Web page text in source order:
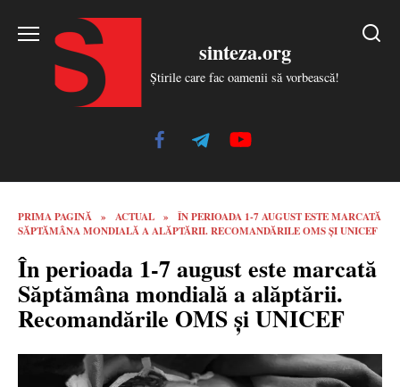
sinteza.org
Știrile care fac oamenii să vorbească!
PRIMA PAGINĂ » ACTUAL »
ÎN PERIOADA 1-7 AUGUST ESTE MARCATĂ
SĂPTĂMÂNA MONDIALĂ A ALĂPTĂRII. RECOMANDĂRILE OMS ȘI UNICEF
În perioada 1-7 august este marcată
Săptămâna mondială a alăptării.
Recomandările OMS și UNICEF